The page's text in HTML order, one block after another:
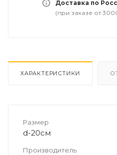
Доставка по
(при заказе от
ХАРАКТЕРИСТИКИ
Размер
d-20см
Производитель